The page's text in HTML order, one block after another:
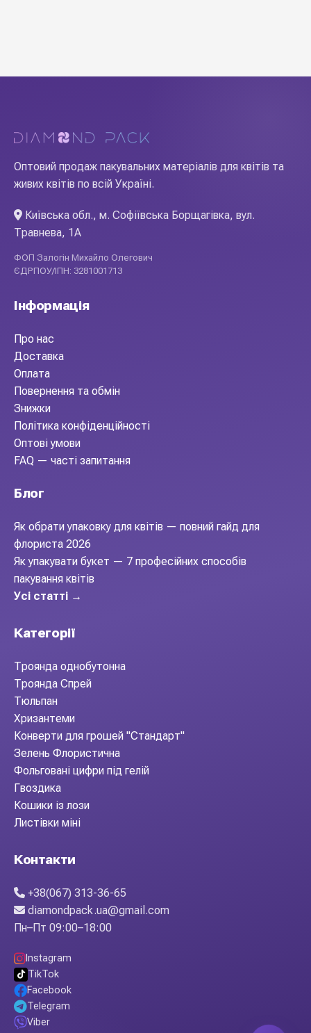
Оптовий продаж пакувальних матеріалів для квітів та
живих квітів по всій Україні.
Київська обл., м. Софіївська Борщагівка, вул.
Травнева, 1А
ФОП Залогін Михайло Олегович
ЄДРПОУ/ІПН: 3281001713
Інформація
Про нас
Доставка
Оплата
Повернення та обмін
Знижки
Політика конфіденційності
Оптові умови
FAQ — часті запитання
Блог
Як обрати упаковку для квітів — повний гайд для
флориста 2026
Як упакувати букет — 7 професійних способів
пакування квітів
Усі статті →
Категорії
Троянда однобутонна
Троянда Спрей
Тюльпан
Хризантеми
Конверти для грошей "Стандарт"
Зелень Флористична
Фольговані цифри під гелій
Гвоздика
Кошики із лози
Листівки міні
Контакти
+38(067) 313-36-65
diamondpack.ua@gmail.com
Пн–Пт 09:00–18:00
Instagram
TikTok
Facebook
Telegram
Viber